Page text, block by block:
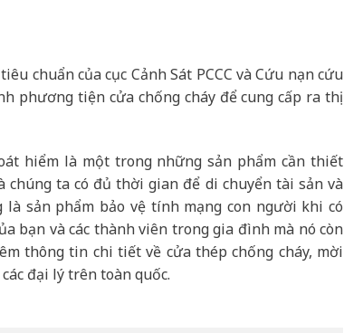
chuẩn của cục Cảnh Sát PCCC và Cứu nạn cứu
phương tiện cửa chống cháy để cung cấp ra thị
hiểm là một trong những sản phẩm cần thiết
chúng ta có đủ thời gian để di chuyển tài sản và
sản phẩm bảo vệ tính mạng con người khi có
bạn và các thành viên trong gia đình mà nó còn
thông tin chi tiết về cửa thép chống cháy, mời
đại lý trên toàn quốc.